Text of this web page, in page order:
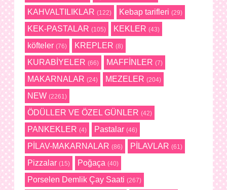
KAHVALTILIKLAR (122) Kebap tarifleri (29)
KEK-PASTALAR (105) KEKLER (43)
köfteler (76) KREPLER (8)
KURABİYELER (66) MAFFİNLER (7)
MAKARNALAR (24) MEZELER (204)
NEW (2261)
ÖDÜLLER VE ÖZEL GÜNLER (42)
PANKEKLER (4) Pastalar (46)
PİLAV-MAKARNALAR (86) PİLAVLAR (61)
Pizzalar (15) Poğaça (40)
Porselen Demlik Çay Saati (267)